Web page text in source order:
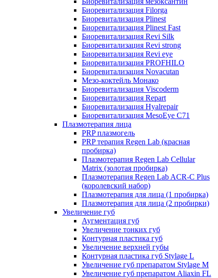
Биоревитализация Filorga
Биоревитализация Plinest
Биоревитализация Plinest Fast
Биоревитализация Revi Silk
Биоревитализация Revi strong
Биоревитализация Revi eye
Биоревитализация PROFHILO
Биоревитализация Novacutan
Мезо-коктейль Монако
Биоревитализация Viscoderm
Биоревитализация Repart
Биоревитализация Hyalrepair
Биоревитализация MesoEye C71
Плазмотерапия лица
PRP плазмогель
PRP терапия Regen Lab (красная
пробирка)
Плазмотерапия Regen Lab Cellular
Matrix (золотая пробирка)
Плазмотерапия Regen Lab ACR-C Plus
(королевский набор)
Плазмотерапия для лица (1 пробирка)
Плазмотерапия для лица (2 пробирки)
Увеличение губ
Аугментация губ
Увеличение тонких губ
Контурная пластика губ
Увеличение верхней губы
Контурная пластика губ Stylage L
Увеличение губ препаратом Stylage M
Увеличение губ препаратом Aliaxin FL